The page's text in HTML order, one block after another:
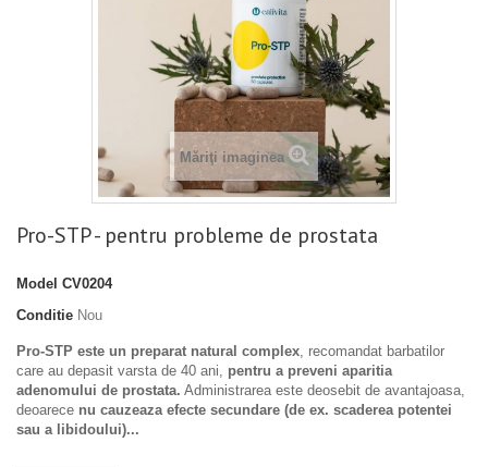
Măriţi imaginea
Pro-STP - pentru probleme de prostata
Model CV0204
Conditie Nou
Pro-STP este un preparat natural complex, recomandat barbatilor
care au depasit varsta de 40 ani, pentru a preveni aparitia
adenomului de prostata. Administrarea este deosebit de avantajoasa,
deoarece nu cauzeaza efecte secundare (de ex. scaderea potentei
sau a libidoului)...